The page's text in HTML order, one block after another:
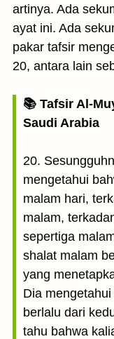
artinya. Ada
ayat ini. Ada
pakar tafsir
20, antara lain
📚 Tafsir Al-
Saudi Arabia
20.
mengetahui
malam hari,
malam,
sepertiga
shalat malam
yang
Dia
berlalu dari
tahu bahwa